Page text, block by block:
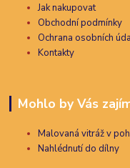
Jak nakupovat
Obchodní podmínky
Ochrana osobních
Kontakty
Mohlo by Vás
Malovaná vitráž v
Nahlédnutí do dílny